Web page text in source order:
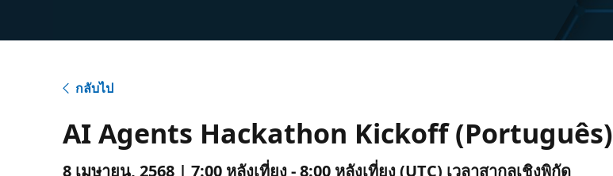
กลับไป
AI Agents Hackathon Kickoff (Português)
8 เมษายน, 2568 | 7:00 หลังเที่ยง - 8:00 หลังเที่ยง (UTC) เวลาสากลเชิงพิกัด